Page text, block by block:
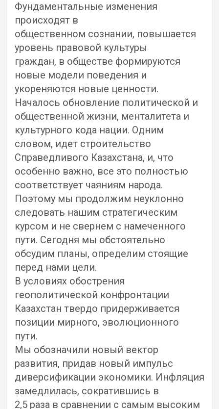
Фундаментальные изменения
происходят в
общественном сознании, повышается
уровень правовой культуры
граждан, в обществе формируются
новые модели поведения и
укореняются новые ценности.
Началось обновление политической и
общественной жизни, менталитета и
культурного кода нации. Одним
словом, идет строительство
Справедливого Казахстана, и, что
особенно важно, все это полностью
соответствует чаяниям народа.
Поэтому мы продолжим неуклонно
следовать нашим стратегическим
курсом и не свернем с намеченного
пути. Сегодня мы обстоятельно
обсудим планы, определим стоящие
перед нами цели.
В условиях обострения
геополитической конфронтации
Казахстан твердо придерживается
позиции мирного, эволюционного
пути.
Мы обозначили новый вектор
развития, придав новый импульс
диверсификации экономики. Инфляция
замедлилась, сократившись в
2,5 раза в сравнении с самым высоким